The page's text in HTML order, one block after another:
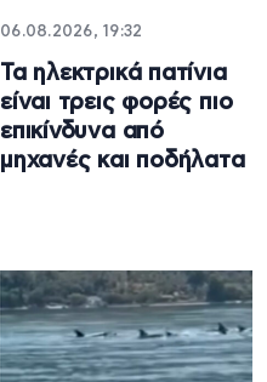
06.08.2026, 19:32
Τα ηλεκτρικά πατίνια
είναι τρεις φορές πιο
επικίνδυνα από
μηχανές και ποδήλατα